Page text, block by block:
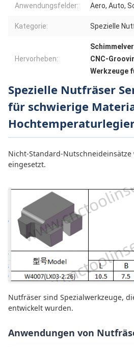
Anwendungsfelder: Aero, Auto,
Kategorie: Spezielle
Hervorheben:
CNC-
Werkzeuge
Spezielle Nutfräser
für schwierige
Nicht-Standard-
eingesetzt.
Nutfräser sind Spezialwerkzeuge,
entwickelt wurden.
Anwendungen von